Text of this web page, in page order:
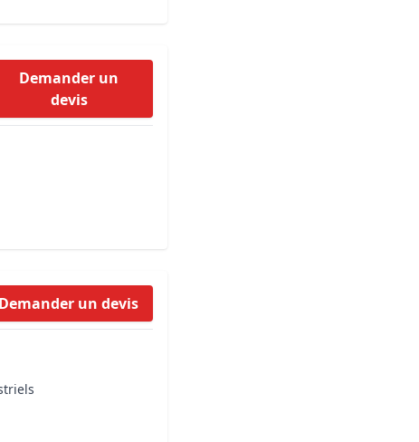
Demander un
devis
Demander un devis